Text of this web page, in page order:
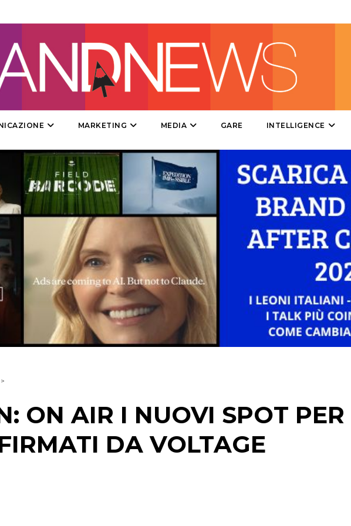
ESTERNA
RADIO / AUDIO
RICERCHE
PREVISIONI/SCENARI
NORMATIVE
TREND
CASE HISTORY
MARKETING MEDIA GARE INTELLIGENCE
>
ON AIR I NUOVI SPOT
DA VOLTAGE